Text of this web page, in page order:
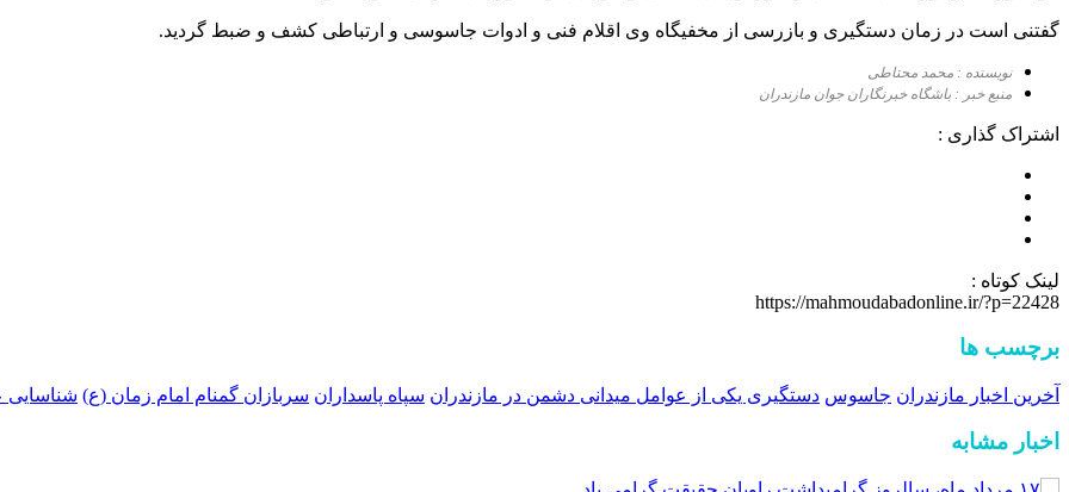
گفتنی است در زمان دستگیری و بازرسی از مخفیگاه وی اقلام فنی و ادوات جاسوسی و ارتباطی کشف و ضبط گردید.
نویسنده : محمد محتاطی
منبع خبر : باشگاه خبرنگاران جوان مازندران
اشتراک گذاری :
لینک کوتاه :
https://mahmoudabadonline.ir/?p=22428
برچسب ها
آخرین اخبار مازندران جاسوس دستگیری یکی از عوامل میدانی دشمن در مازندران سپاه پاسداران سربازان گمنام امام زمان (ع)
اخبار مشابه